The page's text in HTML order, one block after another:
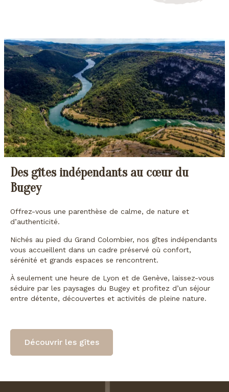
Des gîtes indépendants au cœur du
Bugey
Offrez-vous une parenthèse de calme, de nature et
d’authenticité.
Nichés au pied du Grand Colombier, nos gîtes indépendants
vous accueillent dans un cadre préservé où confort,
sérénité et grands espaces se rencontrent.
À seulement une heure de Lyon et de Genève, laissez-vous
séduire par les paysages du Bugey et profitez d’un séjour
entre détente, découvertes et activités de pleine nature.
Découvrir les gîtes